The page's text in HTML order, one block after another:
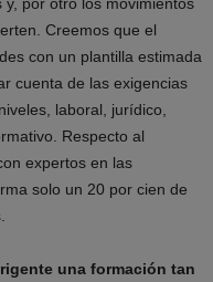
Creemos que el
con un plantilla estimada
cuenta de las exigencias
laboral, jurídico,
Respecto al
expertos en las
solo un 20 por cien de
una formación tan